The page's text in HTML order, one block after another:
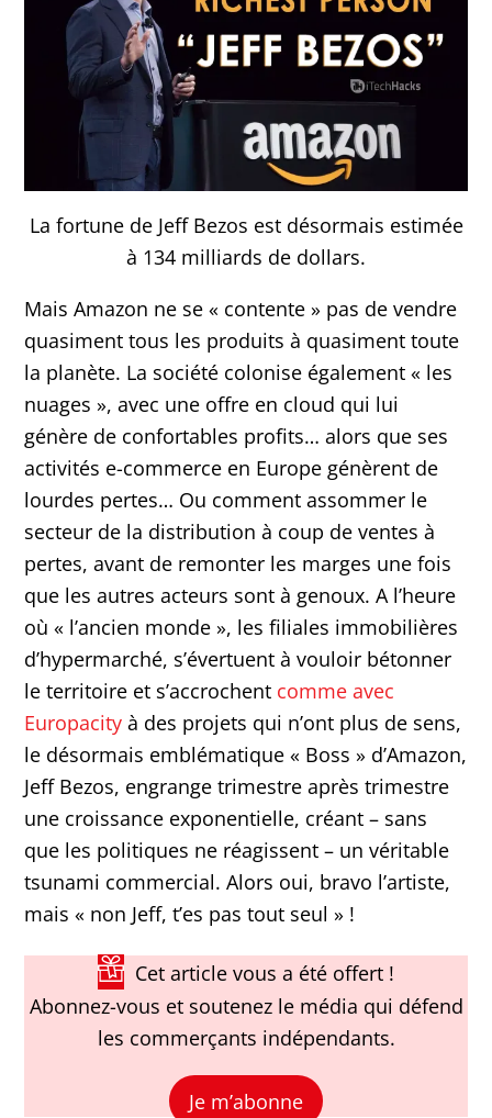
La fortune de Jeff Bezos est désormais estimée
à 134 milliards de dollars.
Mais Amazon ne se « contente » pas de vendre
quasiment tous les produits à quasiment toute
la planète. La société colonise également « les
nuages », avec une offre en cloud qui lui
génère de confortables profits… alors que ses
activités e-commerce en Europe génèrent de
lourdes pertes… Ou comment assommer le
secteur de la distribution à coup de ventes à
pertes, avant de remonter les marges une fois
que les autres acteurs sont à genoux. A l’heure
où « l’ancien monde », les filiales immobilières
d’hypermarché, s’évertuent à vouloir bétonner
le territoire et s’accrochent comme avec
Europacity à des projets qui n’ont plus de sens,
le désormais emblématique « Boss » d’Amazon,
Jeff Bezos, engrange trimestre après trimestre
une croissance exponentielle, créant – sans
que les politiques ne réagissent – un véritable
tsunami commercial. Alors oui, bravo l’artiste,
mais « non Jeff, t’es pas tout seul » !
Cet article vous a été offert !
Abonnez-vous et soutenez le média qui défend
les commerçants indépendants.
Je m’abonne